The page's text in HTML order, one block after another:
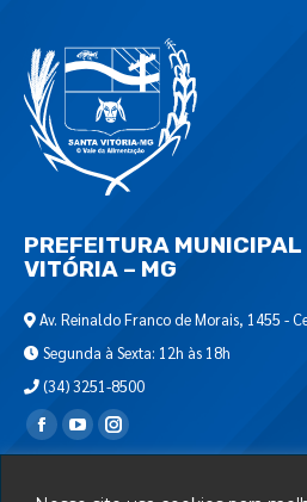
PREFEITURA
VITÓRIA – MG
Av. Reinaldo Franco de Morais, 1455 -
Segunda à Sexta: 12h às 18h
(34) 3251-8500
Encontre-nos em: